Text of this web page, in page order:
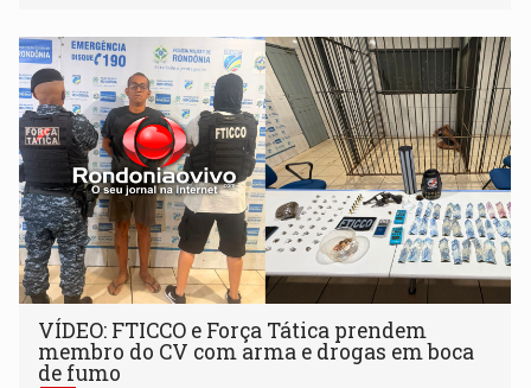
VÍDEO: FTICCO e Força Tática prendem
membro do CV com arma e drogas em boca
de fumo